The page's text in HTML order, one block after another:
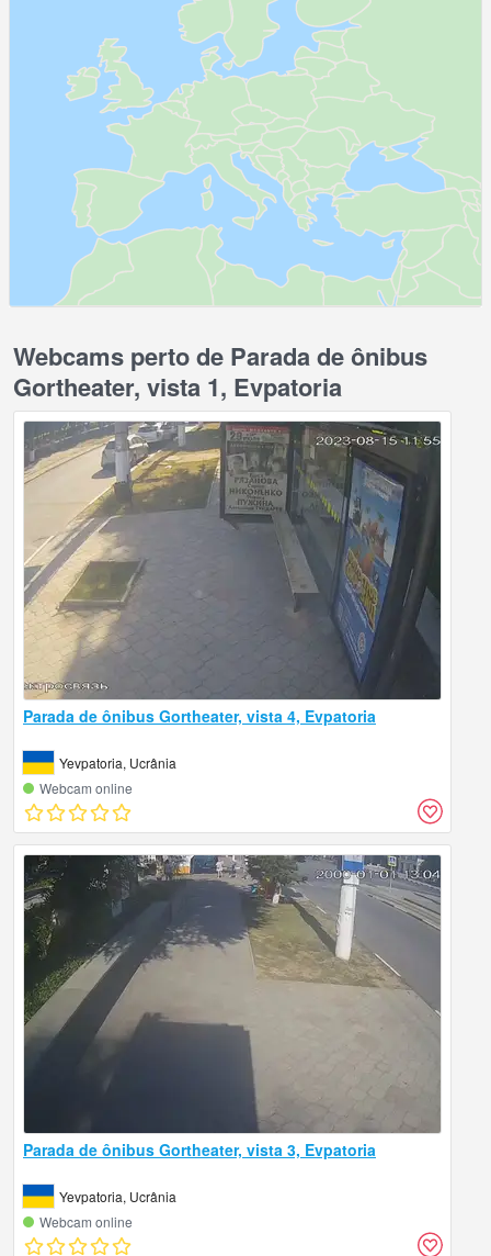
Webcams perto de Parada de ônibus
Gortheater, vista 1, Evpatoria
Parada de ônibus Gortheater, vista 4, Evpatoria
Yevpatoria, Ucrânia
Webcam online
Parada de ônibus Gortheater, vista 3, Evpatoria
Yevpatoria, Ucrânia
Webcam online